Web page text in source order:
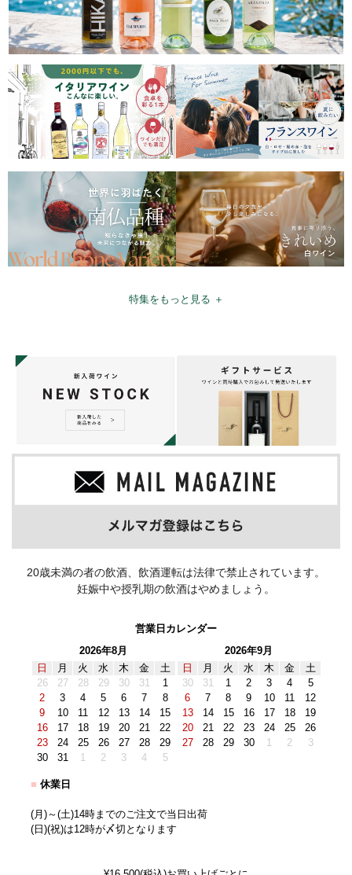
特集をもっと見る ＋
20歳未満の者の飲酒、飲酒運転は法律で禁止されています。
妊娠中や授乳期の飲酒はやめましょう。
営業日カレンダー
2026年8月
日
月 火 水 木 金
土
26
27 28 29 30 31
1
2
3 4 5 6 7
8
9
10 11 12 13 14
15
16
17 18 19 20 21
22
23
24 25 26 27 28
29
30
31 1 2 3 4 5
2026年9月
日
月 火 水 木 金
土
30
31 1 2 3 4
5
6
7 8 9 10 11
12
13
14 15 16 17 18
19
20
21 22 23 24 25
26
27
28 29 30 1 2 3
■ 休業日
(月)～(土)14時までのご注文で当日出荷
(日)(祝)は12時が〆切となります